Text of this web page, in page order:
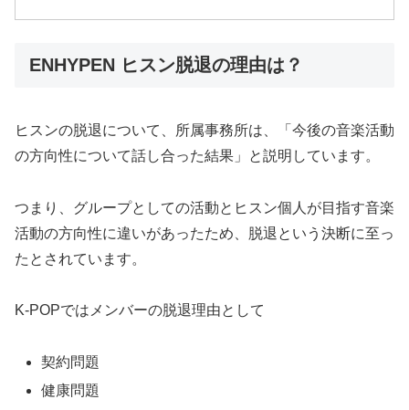
ENHYPEN ヒスン脱退の理由は？
ヒスンの脱退について、所属事務所は、
「今後の音楽活動
の方向性について話し合った結果」
と説明しています。
つまり、グループとしての活動とヒスン個人が目指す音楽
活動の方向性に違いがあったため、脱退という決断に至っ
たとされています。
K-POPではメンバーの脱退理由として
契約問題
健康問題